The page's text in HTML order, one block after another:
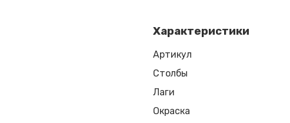
Характеристики
Артикул
Столбы
Лаги
Окраска